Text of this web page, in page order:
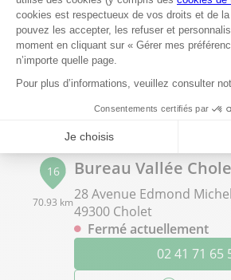
68.62 km2 Allée de la Rance
35470 Bain de Bretagne
Fermé actuellement
Voir plus
16
70.93 km
Bureau Vallée
28 Avenue Edmond
49300 Cholet
Fermé actuellement
02 41 71 65